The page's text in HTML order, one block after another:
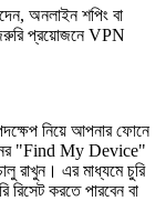
অনলাইন শপিং বা
প্রয়োজনে VPN
নিয়ে আপনার ফোনে
"Find My Device"
রাখুন। এর মাধ্যমে চুরি
রিসেট করতে পারবেন বা